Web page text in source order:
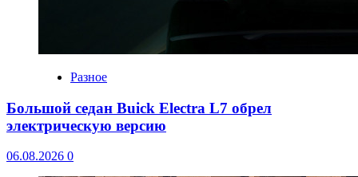
Разное
Большой седан Buick Electra L7 обрел
электрическую версию
06.08.2026 0